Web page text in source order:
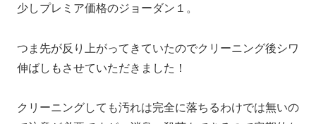
少しプレミア価格のジョーダン１。
つま先が反り上がってきていたのでクリーニング後シワ
伸ばしもさせていただきました！
クリーニングしても汚れは完全に落ちるわけでは無いの